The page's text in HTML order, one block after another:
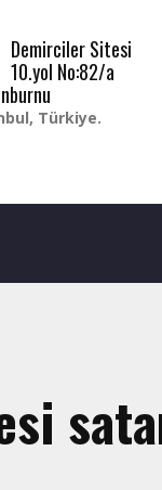
Demirciler Sitesi
10.yol No:82/a
Türkiye.